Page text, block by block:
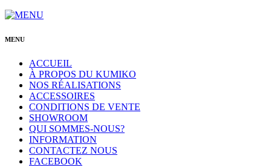
MENU
ACCUEIL
À PROPOS DU KUMIKO
NOS RÉALISATIONS
ACCESSOIRES
CONDITIONS DE VENTE
SHOWROOM
QUI SOMMES-NOUS?
INFORMATION
CONTACTEZ NOUS
FACEBOOK